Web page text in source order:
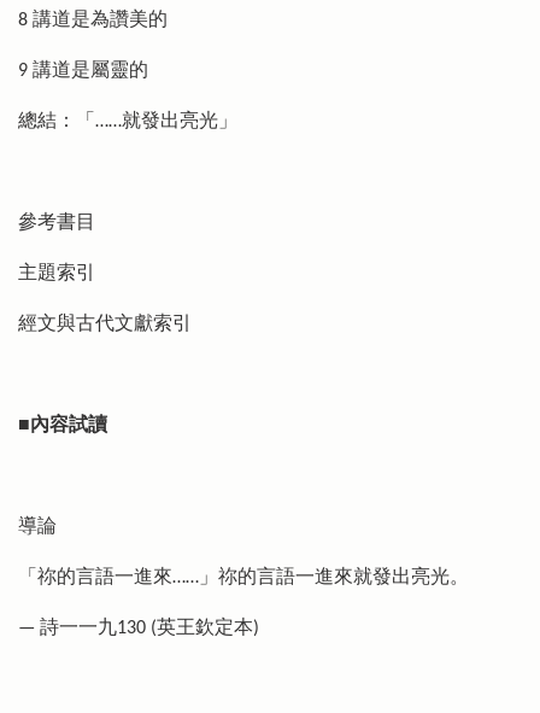
8 講道是為讚美的
9 講道是屬靈的
總結：「……就發出亮光」
參考書目
主題索引
經文與古代文獻索引
■ 內容試讀
導論
「祢的言語一進來……」祢的言語一進來就發出亮光。
— 詩一一九130 (英王欽定本)